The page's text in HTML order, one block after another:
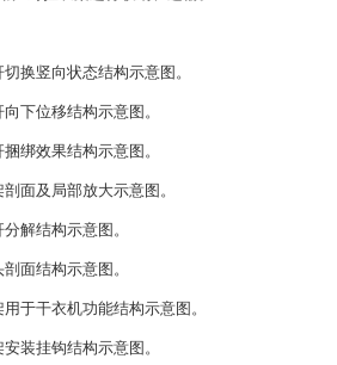
换竖向状态结构示意图。
下位移结构示意图。
绑效果结构示意图。
面及局部放大示意图。
解结构示意图。
面结构示意图。
于干衣机功能结构示意图。
装挂钩结构示意图。